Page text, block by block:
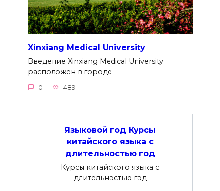
Xinxiang Medical University
Введение Xinxiang Medical University
расположен в городе
0 489
Языковой год Курсы
китайского языка с
длительностью год
Курсы китайского языка с
длительностью год